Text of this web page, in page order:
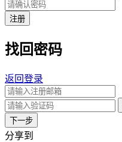
注册
找回密码
返回登录
下一步
分享到